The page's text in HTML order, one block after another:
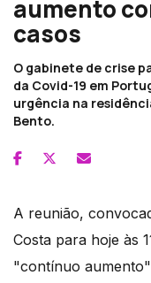
aumento
casos
O gabinete de crise
da Covid-19 em
urgência na
Bento.
A reunião,
Costa para hoje às
"contínuo